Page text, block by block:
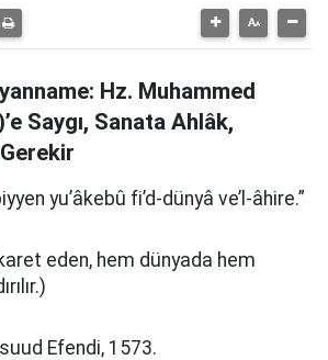
Hz. Muhammed
Saygı, Sanata Ahlâk,
yu’âkebû fi’d-dünyâ ve’l-âhire.”
eden, hem dünyada hem
Efendi, 1573.